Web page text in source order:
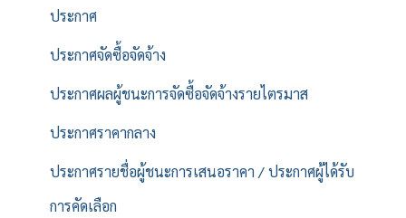
ประกาศ
ประกาศจัดซื้อจัดจ้าง
ประกาศผลผู้ชนะการจัดซื้อจัดจ้างรายไตรมาส
ประกาศราคากลาง
ประกาศรายชื่อผู้ชนะการเสนอราคา / ประกาศผู้ได้รับ
การคัดเลือก